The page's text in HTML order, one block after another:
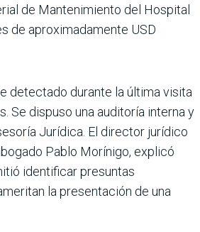
de Man­tenimiento del Hospital
de aproxi­madamente USD
detec­tado durante la última visita
Se dis­puso una auditoría interna y
Jurídica. El director jurídico
Pablo Morínigo, explicó
identi­ficar presuntas
la presenta­ción de una